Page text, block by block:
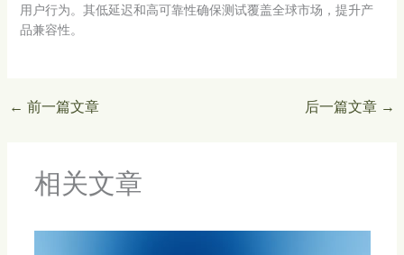
用户行为。其低延迟和高可靠性确保测试覆盖全球市场，提升产
品兼容性。
← 前一篇文章 后一篇文章 →
相关文章